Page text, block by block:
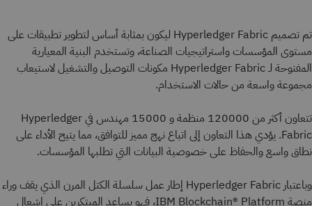
تم تصميم Hyperledger Fabric ليكون بمثابة أساس لتطوير تطبيقات على
مستوى المؤسسات واستراتيجيات الصناعة، وتستخدم البنية المعيارية
المفتوحة لـ Hyperledger Fabric مكونات التوصيل والتشغيل لاستيعاب
مجموعة واسعة من حالات الاستخدام.
تتعاون أكثر من 120000 منظمة و 15000 مهندس في Hyperledger
Fabric. يؤدي هذا التعاون إلى اتباع نهج مميز للتوافق، مما يتيح الأداء على
نطاق واسع والحفاظ على خصوصية البيانات التي تطلبها المؤسسات.
وباعتبار Hyperledger Fabric إطار عمل سلسلة الكتل المرن الذي يقف وراء
منصة IBM Blockchain® Platform، فهو يساعد المبتكرين على إشعال